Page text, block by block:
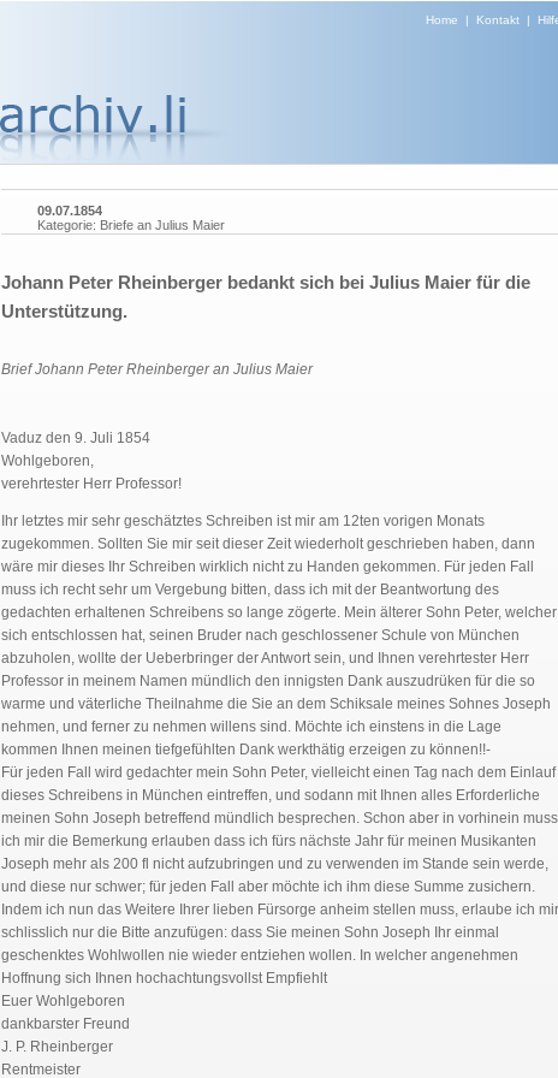
Home | Kontakt|
09.07.1854
Kategorie: Briefe an Julius Maier
Johann Peter Rheinberger bedankt sich bei Julius Maier für die
Unterstützung.
Brief Johann Peter Rheinberger an Julius Maier
Vaduz den 9. Juli 1854
Wohlgeboren,
verehrtester Herr Professor!
Ihr letztes mir sehr geschätztes Schreiben ist mir am 12ten vorigen Monats
zugekommen. Sollten Sie mir seit dieser Zeit wiederholt geschrieben haben, dann
wäre mir dieses Ihr Schreiben wirklich nicht zu Handen gekommen. Für jeden Fall
muss ich recht sehr um Vergebung bitten, dass ich mit der Beantwortung des
gedachten erhaltenen Schreibens so lange zögerte. Mein älterer Sohn Peter, welcher
sich entschlossen hat, seinen Bruder nach geschlossener Schule von München
abzuholen, wollte der Ueberbringer der Antwort sein, und Ihnen verehrtester Herr
Professor in meinem Namen mündlich den innigsten Dank auszudrüken für die so
warme und väterliche Theilnahme die Sie an dem Schiksale meines Sohnes Joseph
nehmen, und ferner zu nehmen willens sind. Möchte ich einstens in die Lage
kommen Ihnen meinen tiefgefühlten Dank werkthätig erzeigen zu können!!-
Für jeden Fall wird gedachter mein Sohn Peter, vielleicht einen Tag nach dem Einlauf
dieses Schreibens in München eintreffen, und sodann mit Ihnen alles Erforderliche
meinen Sohn Joseph betreffend mündlich besprechen. Schon aber in vorhinein muss
ich mir die Bemerkung erlauben dass ich fürs nächste Jahr für meinen Musikanten
Joseph mehr als 200 fl nicht aufzubringen und zu verwenden im Stande sein werde,
und diese nur schwer; für jeden Fall aber möchte ich ihm diese Summe zusichern.
Indem ich nun das Weitere Ihrer lieben Fürsorge anheim stellen muss, erlaube ich mir
schlisslich nur die Bitte anzufügen: dass Sie meinen Sohn Joseph Ihr einmal
geschenktes Wohlwollen nie wieder entziehen wollen. In welcher angenehmen
Hoffnung sich Ihnen hochachtungsvollst Empfiehlt
Euer Wohlgeboren
dankbarster Freund
J. P. Rheinberger
Rentmeister